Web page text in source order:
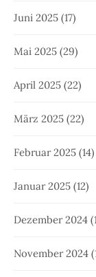
Juni 2025 (17)
Mai 2025 (29)
April 2025 (22)
März 2025 (22)
Februar 2025 (14)
Januar 2025 (12)
Dezember 2024
November 2024